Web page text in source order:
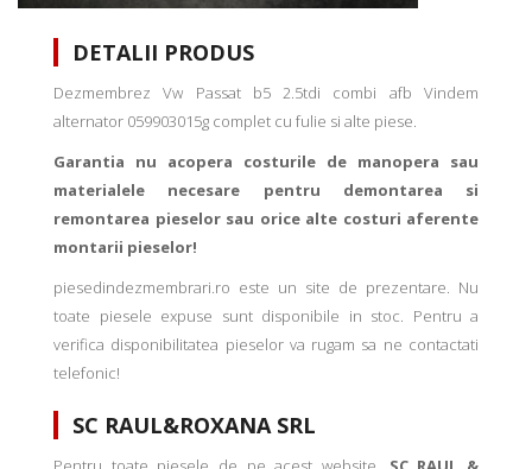
DETALII PRODUS
Dezmembrez Vw Passat b5 2.5tdi combi afb Vindem
alternator 059903015g complet cu fulie si alte piese.
Garantia nu acopera costurile de manopera sau
materialele necesare pentru demontarea si
remontarea pieselor sau orice alte costuri aferente
montarii pieselor!
piesedindezmembrari.ro este un site de prezentare. Nu
toate piesele expuse sunt disponibile in stoc. Pentru a
verifica disponibilitatea pieselor va rugam sa ne contactati
telefonic!
SC RAUL&ROXANA SRL